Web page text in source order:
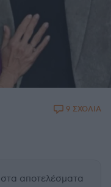
9 ΣΧΟΛΙΑ
στα αποτελέσματα